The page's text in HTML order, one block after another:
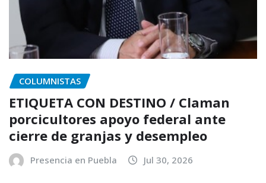
COLUMNISTAS
ETIQUETA CON DESTINO / Claman
porcicultores apoyo federal ante
cierre de granjas y desempleo
Presencia en Puebla Jul 30, 2026